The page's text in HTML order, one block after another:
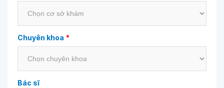
Chuyên khoa *
Bác sĩ